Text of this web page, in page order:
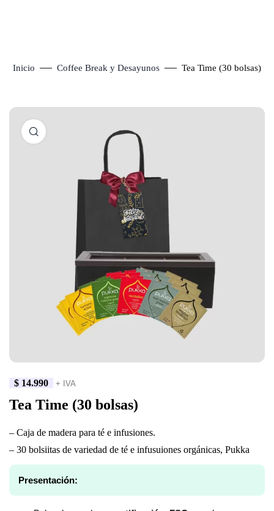
Inicio Coffee Break y Desayunos Tea Time (30 bolsas)
$ 14.990 + IVA
Tea Time (30 bolsas)
– Caja de madera para té e infusiones.
– 30 bolsiitas de variedad de té e infusuiones orgánicas, Pukka
Presentación: